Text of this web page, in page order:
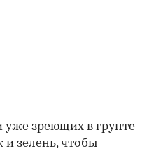
уже зреющих в грунте
и зелень, чтобы